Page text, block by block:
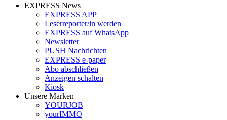
EXPRESS News
EXPRESS APP
Leserreporter/in werden
EXPRESS auf WhatsApp
Newsletter
PUSH Nachrichten
EXPRESS e-paper
Abo abschließen
Anzeigen schalten
Kiosk
Unsere Marken
YOURJOB
yourIMMO